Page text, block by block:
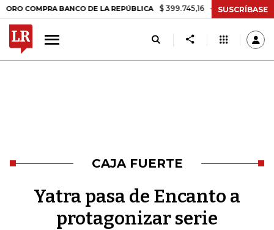
BANCO DE LA REPÚBLICA $ 399.745,16 +$ 2.295,71 +0,58%
SUSCRÍBASE
CAJA FUERTE
Yatra pasa de Encanto a
protagonizar serie